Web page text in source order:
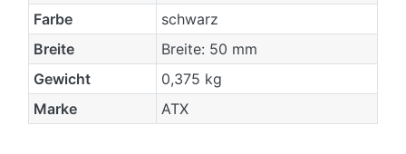
Farbe
schwarz
Breite
Breite: 50 mm
Gewicht
0,375 kg
Marke
ATX